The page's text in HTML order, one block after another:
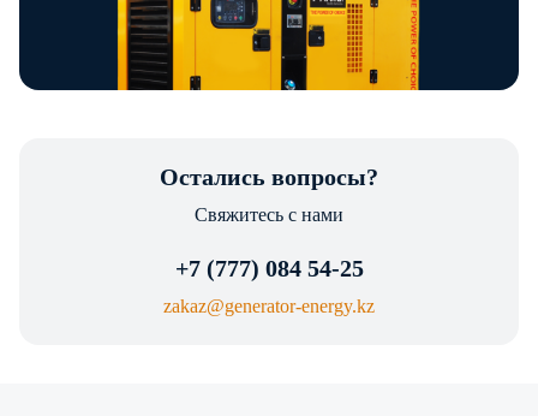
Остались вопросы?
Свяжитесь с нами
+7 (777) 084 54-25
zakaz@generator-energy.kz